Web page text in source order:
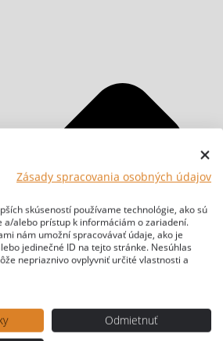
Zásady spracovania osobných údajov
skúseností používame technológie, ako sú
a/alebo prístup k informáciám o zariadení.
nám umožní spracovávať údaje, ako je
jedinečné ID na tejto stránke. Nesúhlas
nepriaznivo ovplyvniť určité vlastnosti a
Odmietnuť